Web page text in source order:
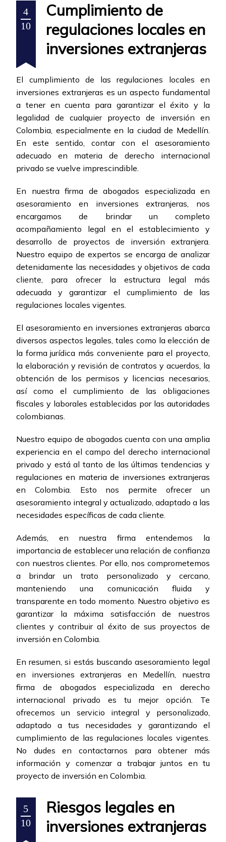
4
10
Cumplimiento de
regulaciones locales en
inversiones extranjeras
El cumplimiento de las regulaciones locales en
inversiones extranjeras es un aspecto fundamental
a tener en cuenta para garantizar el éxito y la
legalidad de cualquier proyecto de inversión en
Colombia, especialmente en la ciudad de Medellín.
En este sentido, contar con el asesoramiento
adecuado en materia de derecho internacional
privado se vuelve imprescindible.
En nuestra firma de abogados especializada en
asesoramiento en inversiones extranjeras, nos
encargamos de brindar un completo
acompañamiento legal en el establecimiento y
desarrollo de proyectos de inversión extranjera.
Nuestro equipo de expertos se encarga de analizar
detenidamente las necesidades y objetivos de cada
cliente, para ofrecer la estructura legal más
adecuada y garantizar el cumplimiento de las
regulaciones locales vigentes.
El asesoramiento en inversiones extranjeras abarca
diversos aspectos legales, tales como la elección de
la forma jurídica más conveniente para el proyecto,
la elaboración y revisión de contratos y acuerdos, la
obtención de los permisos y licencias necesarios,
así como el cumplimiento de las obligaciones
fiscales y laborales establecidas por las autoridades
colombianas.
Nuestro equipo de abogados cuenta con una amplia
experiencia en el campo del derecho internacional
privado y está al tanto de las últimas tendencias y
regulaciones en materia de inversiones extranjeras
en Colombia. Esto nos permite ofrecer un
asesoramiento integral y actualizado, adaptado a las
necesidades específicas de cada cliente.
Además, en nuestra firma entendemos la
importancia de establecer una relación de confianza
con nuestros clientes. Por ello, nos comprometemos
a brindar un trato personalizado y cercano,
manteniendo una comunicación fluida y
transparente en todo momento. Nuestro objetivo es
garantizar la máxima satisfacción de nuestros
clientes y contribuir al éxito de sus proyectos de
inversión en Colombia.
En resumen, si estás buscando asesoramiento legal
en inversiones extranjeras en Medellín, nuestra
firma de abogados especializada en derecho
internacional privado es tu mejor opción. Te
ofrecemos un servicio integral y personalizado,
adaptado a tus necesidades y garantizando el
cumplimiento de las regulaciones locales vigentes.
No dudes en contactarnos para obtener más
información y comenzar a trabajar juntos en tu
proyecto de inversión en Colombia.
5
10
Riesgos legales en
inversiones extranjeras